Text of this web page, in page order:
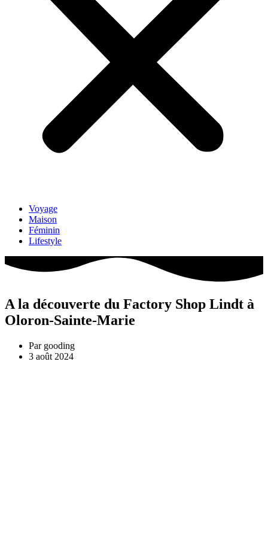
Voyage
Maison
Féminin
Lifestyle
A la découverte du Factory Shop Lindt à
Oloron-Sainte-Marie
Pargooding
3 août 2024